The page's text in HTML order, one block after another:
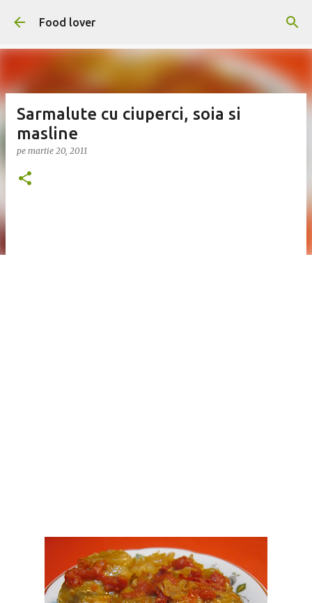
Treceți la conținutul principal
Food lover
Sarmalute cu ciuperci, soia si
masline
pe martie 20, 2011